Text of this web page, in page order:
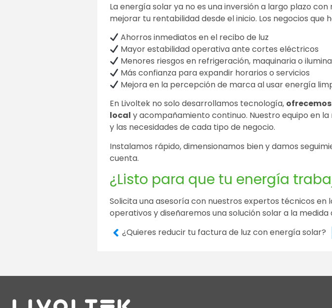
La energía solar ya no es una inversión a largo plazo
mejorar tu rentabilidad desde el inicio. Los negocios
Ahorros inmediatos en el recibo de luz
Mayor estabilidad operativa ante cortes eléctricos
Menores riesgos en refrigeración, maquinaria o
Más confianza para expandir horarios o servicios
Mejora en la percepción de marca al usar energía
En Livoltek no solo desarrollamos tecnología,
local y acompañamiento continuo. Nuestro equipo en
y las necesidades de cada tipo de negocio.
Instalamos rápido, dimensionamos bien y damos
cuenta.
¿Listo para que tu energía
Solicita una asesoría con nuestros expertos técnicos en
operativos y diseñaremos una solución solar a la medida
¿Quieres reducir tu factura de luz con energía solar?